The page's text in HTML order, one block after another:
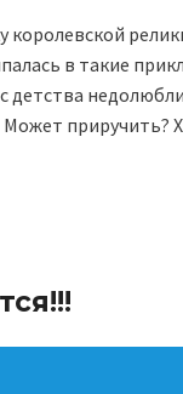
в такие
приручить?